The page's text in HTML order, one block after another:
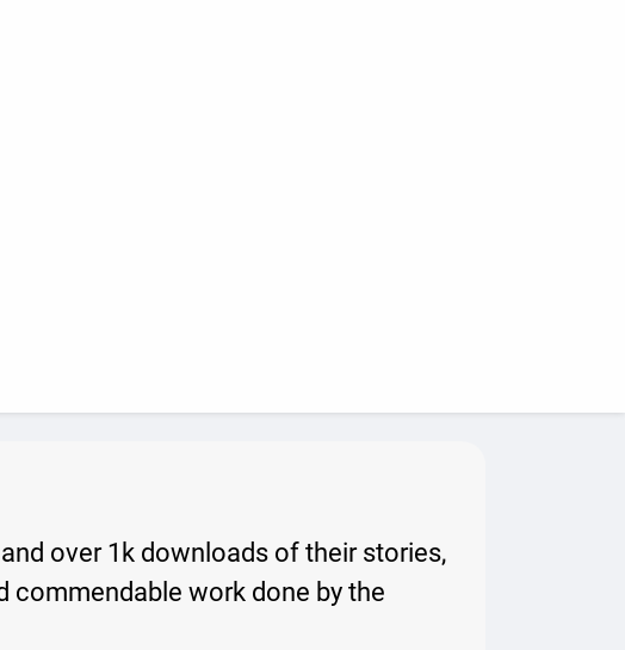
over 1k downloads of their stories,
commendable work done by the